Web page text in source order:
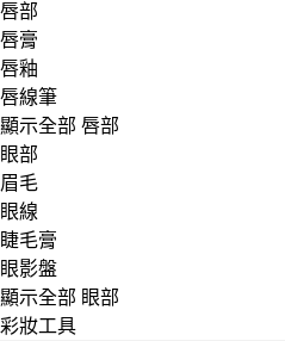
唇部
唇膏
唇釉
唇線筆
顯示全部 唇部
眼部
眉毛
眼線
睫毛膏
眼影盤
顯示全部 眼部
彩妝工具